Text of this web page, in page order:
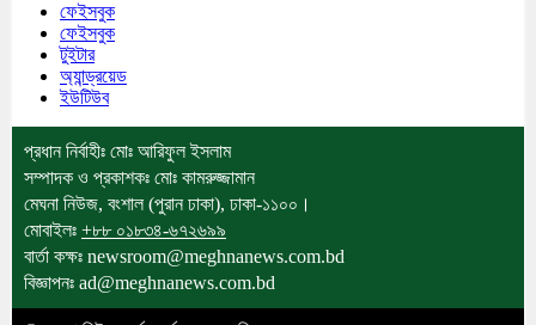
ফেইসবুক
ফেইসবুক
টুইটার
অ্যান্ড্রয়েড
ইউটিউব
প্রধান নির্বাহীঃ মোঃ আরিফুল ইসলাম
সম্পাদক ও প্রকাশকঃ মোঃ কামরুজ্জামান
মেঘনা নিউজ, বংশাল (পুরান ঢাকা), ঢাকা-১১০০।
মোবাইলঃ +৮৮ ০১৮৩৪-৬৭২৬৯৯
বার্তা কক্ষঃ newsroom@meghnanews.com.bd
বিজ্ঞাপনঃ ad@meghnanews.com.bd